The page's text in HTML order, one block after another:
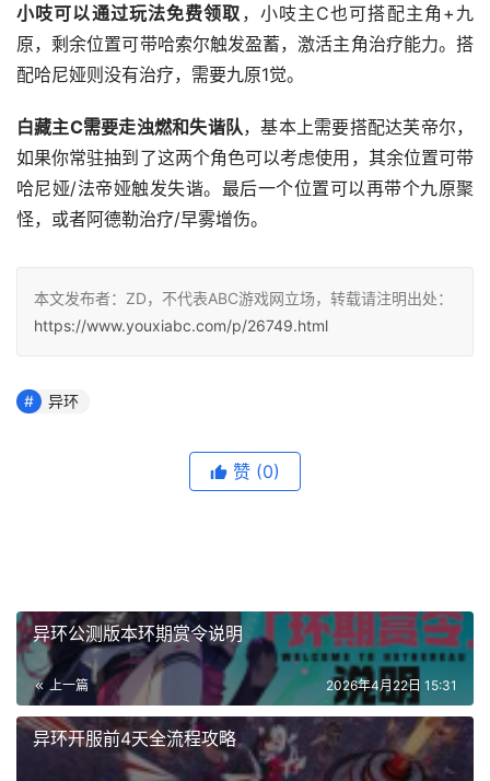
小吱可以通过玩法免费领取 ，小吱主C也可搭配主角+九
原，剩余位置可带哈索尔触发盈蓄，激活主角治疗能力。搭
配哈尼娅则没有治疗，需要九原1觉。
白藏主C需要走浊燃和失谐队，基本上需要搭配达芙帝尔，
如果你常驻抽到了这两个角色可以考虑使用，其余位置可带
哈尼娅/法帝娅触发失谐。最后一个位置可以再带个九原聚
怪，或者阿德勒治疗/早雾增伤。
本文发布者：ZD，不代表ABC游戏网立场，转载请注明出处：
https://www.youxiabc.com/p/26749.html
异环
赞 (0)
异环公测版本环期赏令说明
上一篇 2026年4月22日 15:31
异环开服前4天全流程攻略